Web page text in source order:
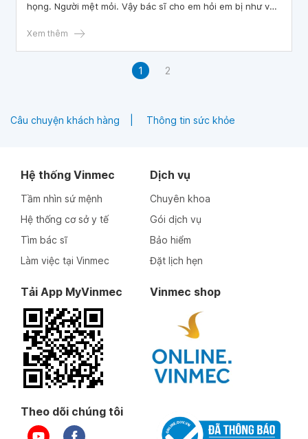
họng. Người mệt mỏi. Vậy bác sĩ cho em hỏi em bị như vậy
Xem thêm
1 2
Câu chuyện khách hàng Thông tin sức khỏe
Hệ thống Vinmec
Tầm nhìn sứ mệnh
Hệ thống cơ sở y tế
Tìm bác sĩ
Làm việc tại Vinmec
Dịch vụ
Chuyên khoa
Gói dịch vụ
Bảo hiểm
Đặt lịch hẹn
Tải App MyVinmec Vinmec shop
Theo dõi chúng tôi